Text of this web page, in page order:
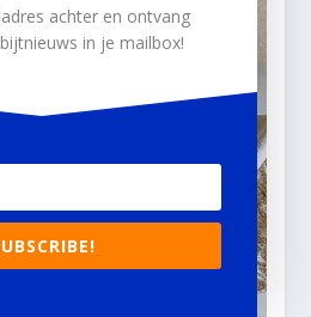
achter en ontvang
in je mailbox!